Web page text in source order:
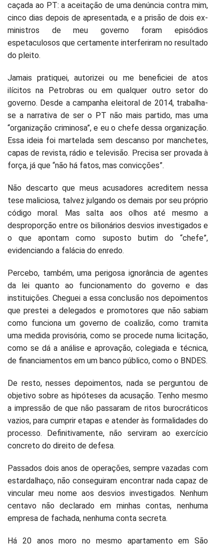
caçada ao PT: a aceitação de uma denúncia contra mim,
cinco dias depois de apresentada, e a prisão de dois ex-
ministros de meu governo foram episódios
espetaculosos que certamente interferiram no resultado
do pleito.
Jamais pratiquei, autorizei ou me beneficiei de atos
ilícitos na Petrobras ou em qualquer outro setor do
governo. Desde a campanha eleitoral de 2014, trabalha-
se a narrativa de ser o PT não mais partido, mas uma
“organização criminosa”, e eu o chefe dessa organização.
Essa ideia foi martelada sem descanso por manchetes,
capas de revista, rádio e televisão. Precisa ser provada à
força, já que “não há fatos, mas convicções”.
Não descarto que meus acusadores acreditem nessa
tese maliciosa, talvez julgando os demais por seu próprio
código moral. Mas salta aos olhos até mesmo a
desproporção entre os bilionários desvios investigados e
o que apontam como suposto butim do “chefe”,
evidenciando a falácia do enredo.
Percebo, também, uma perigosa ignorância de agentes
da lei quanto ao funcionamento do governo e das
instituições. Cheguei a essa conclusão nos depoimentos
que prestei a delegados e promotores que não sabiam
como funciona um governo de coalizão, como tramita
uma medida provisória, como se procede numa licitação,
como se dá a análise e aprovação, colegiada e técnica,
de financiamentos em um banco público, como o BNDES.
De resto, nesses depoimentos, nada se perguntou de
objetivo sobre as hipóteses da acusação. Tenho mesmo
a impressão de que não passaram de ritos burocráticos
vazios, para cumprir etapas e atender às formalidades do
processo. Definitivamente, não serviram ao exercício
concreto do direito de defesa.
Passados dois anos de operações, sempre vazadas com
estardalhaço, não conseguiram encontrar nada capaz de
vincular meu nome aos desvios investigados. Nenhum
centavo não declarado em minhas contas, nenhuma
empresa de fachada, nenhuma conta secreta.
Há 20 anos moro no mesmo apartamento em São